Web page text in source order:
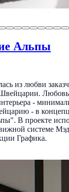
Альпы
из любви
Любовь
-
- в
В проекте
системе
Графика.